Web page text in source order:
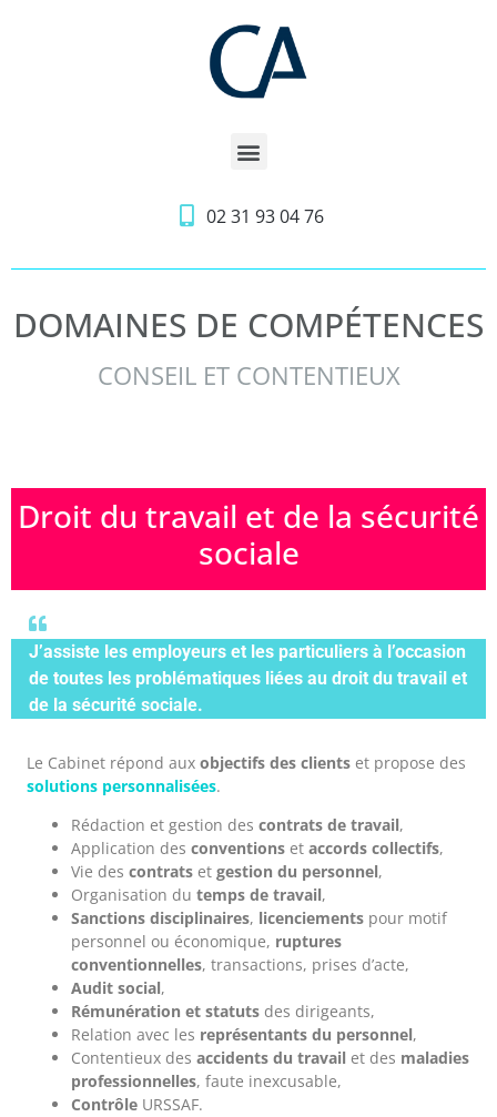
02 31 93 04 76
DOMAINES DE COMPÉTENCES
CONSEIL ET CONTENTIEUX
Droit du travail et de la sécurité
sociale
J’assiste les employeurs et les particuliers à l’occasion
de toutes les problématiques liées au droit du travail et
de la sécurité sociale.
Le Cabinet répond auxobjectifs des clients et propose des
solutions personnalisées.
Rédaction et gestion descontrats de travail,
Application desconventions etaccords collectifs,
Vie descontrats etgestion du personnel,
Organisation dutemps de travail,
Sanctions disciplinaires, licenciements pour motif
personnel ou économique, ruptures
conventionnelles, transactions, prises d’acte,
Audit social,
Rémunération et statuts des dirigeants,
Relation avec les représentants du personnel,
Contentieux desaccidents du travail et des maladies
professionnelles, faute inexcusable,
Contrôle URSSAF.